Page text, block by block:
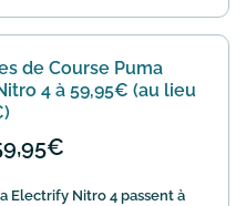
de Course Puma
4 à 59,95€ (au lieu
Electrify Nitro 4 passent à